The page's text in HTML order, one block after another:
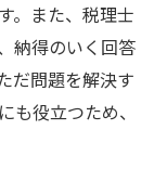
。また、税理士
納得のいく回答
だ問題を解決す
も役立つため、